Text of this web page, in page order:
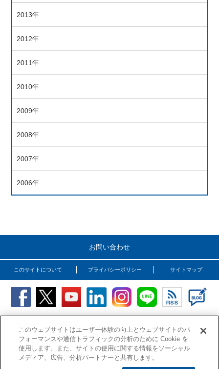
2013年
2012年
2011年
2010年
2009年
2008年
2007年
2006年
お問い合わせ
このサイトについて プライバシーポリシー サイトマップ
Copyright (C) OSG Corporation. All rights reserved.
このウェブサイトはユーザー体験の向上とウェブサイトのパ
フォーマンスや通信トラフィックの分析のために Cookie を
使用します。また、サイトの使用に関する情報をソーシャル
メディア、広告、分析パートナーと共有します。